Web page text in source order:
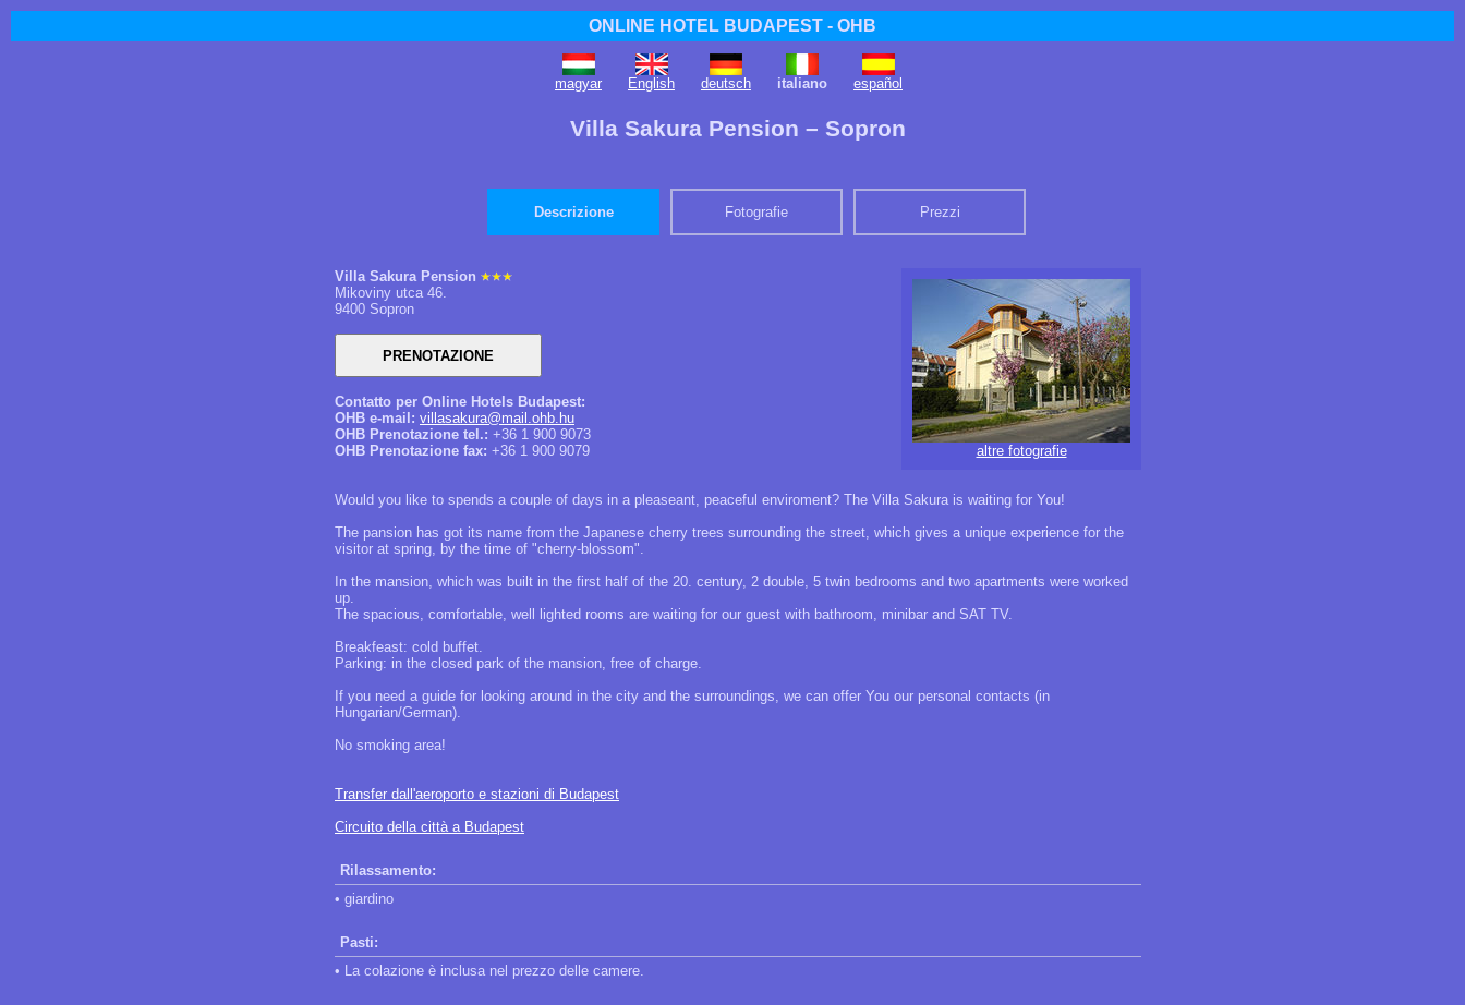
ONLINE HOTEL BUDAPEST - OHB
magyar English deutsch italiano español
Villa Sakura Pension – Sopron
Descrizione Fotografie Prezzi
altre fotografie
Villa Sakura Pension
Mikoviny utca 46.
9400 Sopron
Contatto per Online Hotels Budapest:
OHB e-mail: villasakura@mail.ohb.hu
OHB Prenotazione tel.: +36 1 900 9073
OHB Prenotazione fax: +36 1 900 9079
Would you like to spends a couple of days in a pleaseant, peaceful enviroment? The Villa Sakura is waiting for You!
The pansion has got its name from the Japanese cherry trees surrounding the street, which gives a unique experience for the
visitor at spring, by the time of "cherry-blossom".
In the mansion, which was built in the first half of the 20. century, 2 double, 5 twin bedrooms and two apartments were worked
up.
The spacious, comfortable, well lighted rooms are waiting for our guest with bathroom, minibar and SAT TV.
Breakfeast: cold buffet.
Parking: in the closed park of the mansion, free of charge.
If you need a guide for looking around in the city and the surroundings, we can offer You our personal contacts (in
Hungarian/German).
No smoking area!
Transfer dall'aeroporto e stazioni di Budapest
Circuito della città a Budapest
Rilassamento:
• giardino
Pasti:
• La colazione è inclusa nel prezzo delle camere.